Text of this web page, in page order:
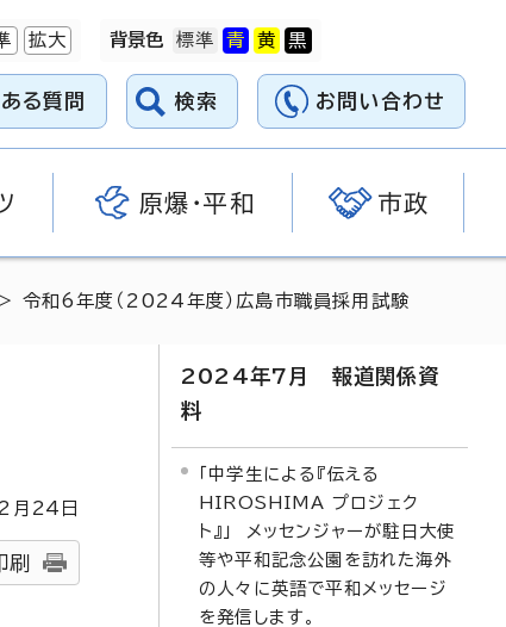
拡大 背景色
る質問 検索 お問い合わせ
原爆・平和 市政
> 令和6年度（2024年度）広島市職員採用試験
月 24 日
刷
2024年7月 報道関係資
料
「中学生による『伝える
HIROSHIMA プロジェク
ト』」 メッセンジャーが駐日大使
等や平和記念公園を訪れた海外
の人々に英語で平和メッセージ
を発信します。